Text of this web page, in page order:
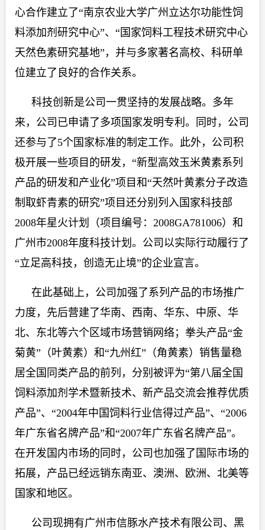
心合作建立了“南京农业大学广州立达尔功能性饲
料添加剂研究中心”、“国家饲料工程技术研究中心
天然色素研究基地”，并与多家著名高校、科研单
位建立了良好的合作关系。
科技创新是公司一贯坚持的发展战略。多年
来，公司已申请了多项国家发明专利。同时，公司
还参与了5个国家标准的制定工作。此外，公司积
极开展一些项目的研发，“新型高效玉米黄素系列
产品的研发和产业化”项目和“天然叶黄素分子改造
制取虾青素的研究”项目还分别列入国家科技部
2008年星火计划（项目编号： 2008GA781006）和
广州市2008年度科技计划。公司以实际行动履行了
“立足高科技，创造无止境”的企业宣言。
在此基础上，公司加强了系列产品的市场推广
力度，先后营建了华南、西南、华东、中原、华
北、东北等六个区域市场营销网络；拳头产品“金
菊黄”（叶黄素）和“九州红”（角黄素）销售量稳
居全国同类产品的前列，分别被评为“第八届全国
饲料添加剂学术暨新技术、新产品交流会推荐优质
产品”、“2004年中国饲料行业信得过产品”、“2006
年广东省名牌产品”和“2007年广东省名牌产品”。
在开发国内市场的同时，公司也加强了国际市场的
拓展，产品已经远销东南亚、澳洲、欧洲、北美等
国家和地区。
公司现拥有广州市信豚水产技术有限公司、黑